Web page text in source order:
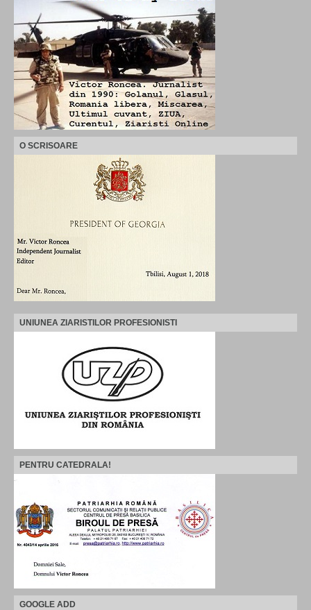
O SCRISOARE
UNIUNEA ZIARISTILOR PROFESIONISTI
PENTRU CATEDRALA!
GOOGLE ADD